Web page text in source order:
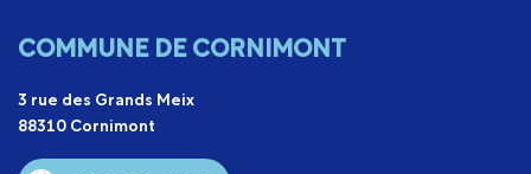
COMMUNE DE CORNIMONT
3 rue des Grands Meix
88310 Cornimont